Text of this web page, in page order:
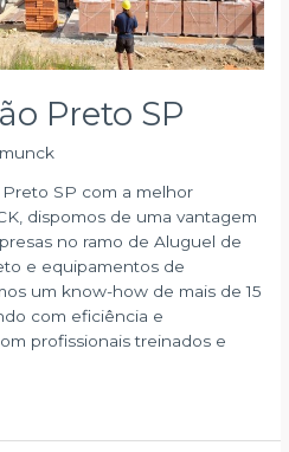
Preto SP
SP com a melhor
dispomos de uma vantagem
no ramo de Aluguel de
e equipamentos de
um know-how de mais de 15
com eficiência e
profissionais treinados e